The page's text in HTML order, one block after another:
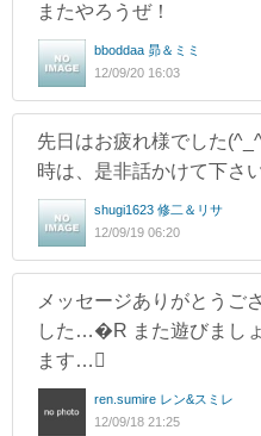
またやろうぜ！
bboddaa 昴＆ミミ
12/09/20 16:03
先日はお疲れ様でした
時は、是非話かけて下さ
shugi1623 修二＆リサ
12/09/19 06:20
メッセージありがとう
した…�R また遊びまし
ます…
ren.sumire レン&スミレ
12/09/18 21:25